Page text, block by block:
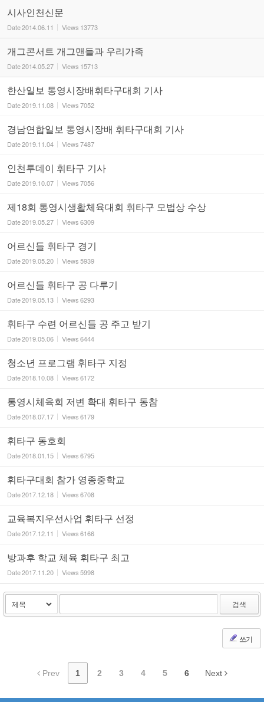
시사인천신문
Date2014.06.11 Views 13773
개그콘서트 개그맨들과 우리가족
Date2014.05.27 Views 15713
한산일보 통영시장배휘타구대회 기사
Date2019.11.08 Views7052
경남연합일보 통영시장배 휘타구대회 기사
Date2019.11.04 Views7487
인천투데이 휘타구 기사
Date2019.10.07 Views7056
제18회 통영시생활체육대회 휘타구 모법상 수상
Date2019.05.27 Views6309
어르신들 휘타구 경기
Date2019.05.20 Views5939
어르신들 휘타구 공 다루기
Date2019.05.13 Views6293
휘타구 수련 어르신들 공 주고 받기
Date2019.05.06 Views6444
청소년 프로그램 휘타구 지정
Date2018.10.08 Views6172
통영시체육회 저변 확대 휘타구 동참
Date2018.07.17 Views6179
휘타구 동호회
Date2018.01.15 Views6795
휘타구대회 참가 영종중학교
Date2017.12.18 Views6708
교육복지우선사업 휘타구 선정
Date2017.12.11 Views6166
방과후 학교 체육 휘타구 최고
Date2017.11.20 Views5998
검색
쓰기
Prev 1 2 3 4 5 6 Next